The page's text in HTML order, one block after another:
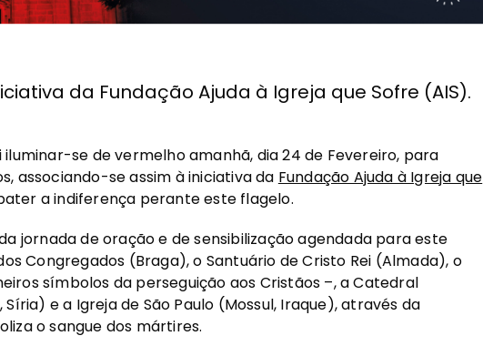
da Fundação Ajuda à Igreja que Sofre (AIS).
iluminar-se de vermelho amanhã, dia 24 de Fevereiro, para
associando-se assim à iniciativa da Fundação Ajuda à Igreja que
a indiferença perante este flagelo.
jornada de oração e de sensibilização agendada para este
Congregados (Braga), o Santuário de Cristo Rei (Almada), o
símbolos da perseguição aos Cristãos –, a Catedral
e a Igreja de São Paulo (Mossul, Iraque), através da
o sangue dos mártires.